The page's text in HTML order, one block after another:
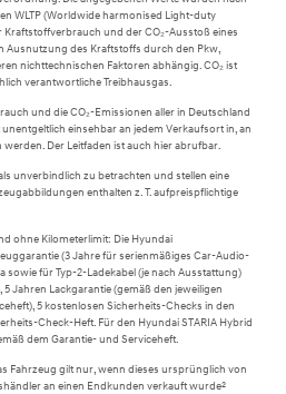
WLTP (Worldwide harmonised Light-duty
Kraftstoffverbrauch und der CO₂-Ausstoß eines
Ausnutzung des Kraftstoffs durch den Pkw,
nichttechnischen Faktoren abhängig. CO₂ ist
verantwortliche Treibhausgas.
und die CO₂-Emissionen aller in Deutschland
einsehbar an jedem Verkaufsort in, an
Der Leitfaden ist auch hier abrufbar.
unverbindlich zu betrachten und stellen eine
enthalten z. T. aufpreispflichtige
ohne Kilometerlimit: Die Hyundai
(3 Jahre für serienmäßiges Car-Audio-
sowie für Typ-2-Ladekabel (je nach Ausstattung)
Jahren Lackgarantie (gemäß den jeweiligen
5 kostenlosen Sicherheits-Checks in den
Check-Heft. Für den Hyundai STARIA Hybrid
dem Garantie- und Serviceheft.
Fahrzeug gilt nur, wenn dieses ursprünglich von
an einen Endkunden verkauft wurde2